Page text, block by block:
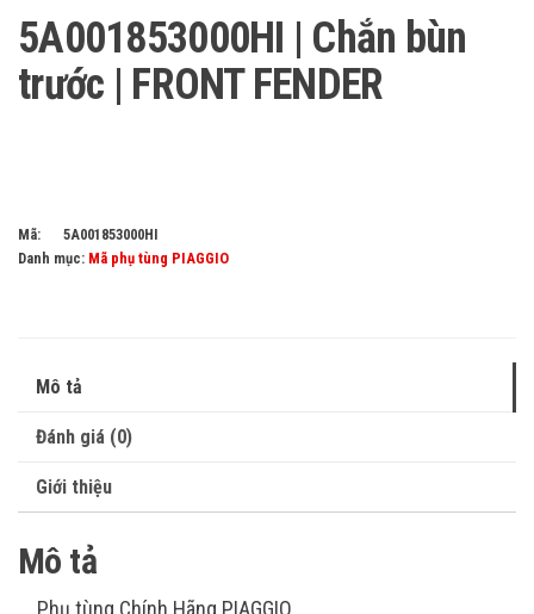
5A001853000HI | Chắn bùn
trước | FRONT FENDER
Mã:
5A001853000HI
Danh mục: Mã phụ tùng PIAGGIO
Mô tả
Đánh giá (0)
Giới thiệu
Mô tả
Phụ tùng Chính Hãng PIAGGIO